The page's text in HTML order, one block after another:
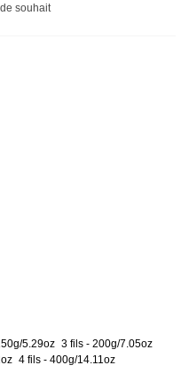
souhait
5.29oz 3 fils - 200g/7.05oz
4 fils - 400g/14.11oz